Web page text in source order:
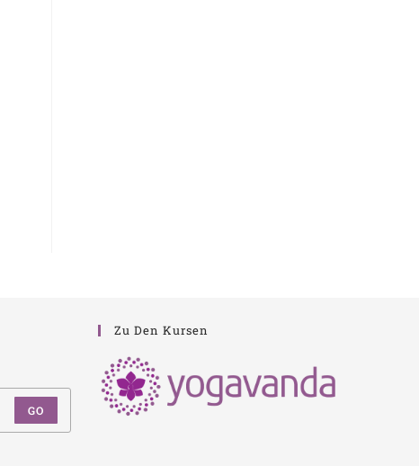
GO
Zu Den Kursen